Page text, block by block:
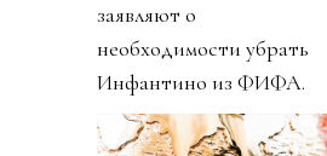
заявляют о
необходимости убрать
Инфантино из ФИФА.